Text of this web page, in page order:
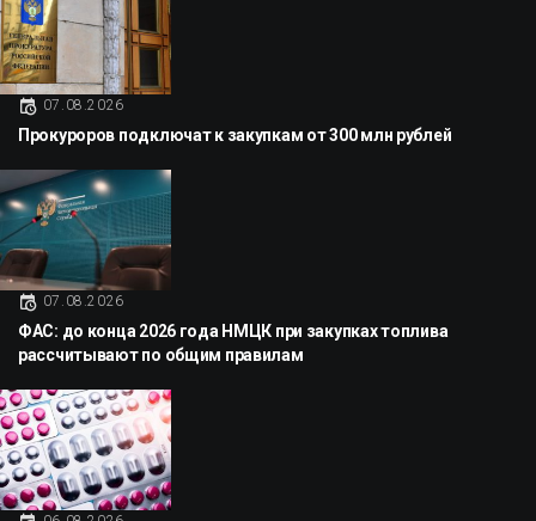
07.08.2026
Прокуроров подключат к закупкам от 300 млн рублей
07.08.2026
ФАС: до конца 2026 года НМЦК при закупках топлива
рассчитывают по общим правилам